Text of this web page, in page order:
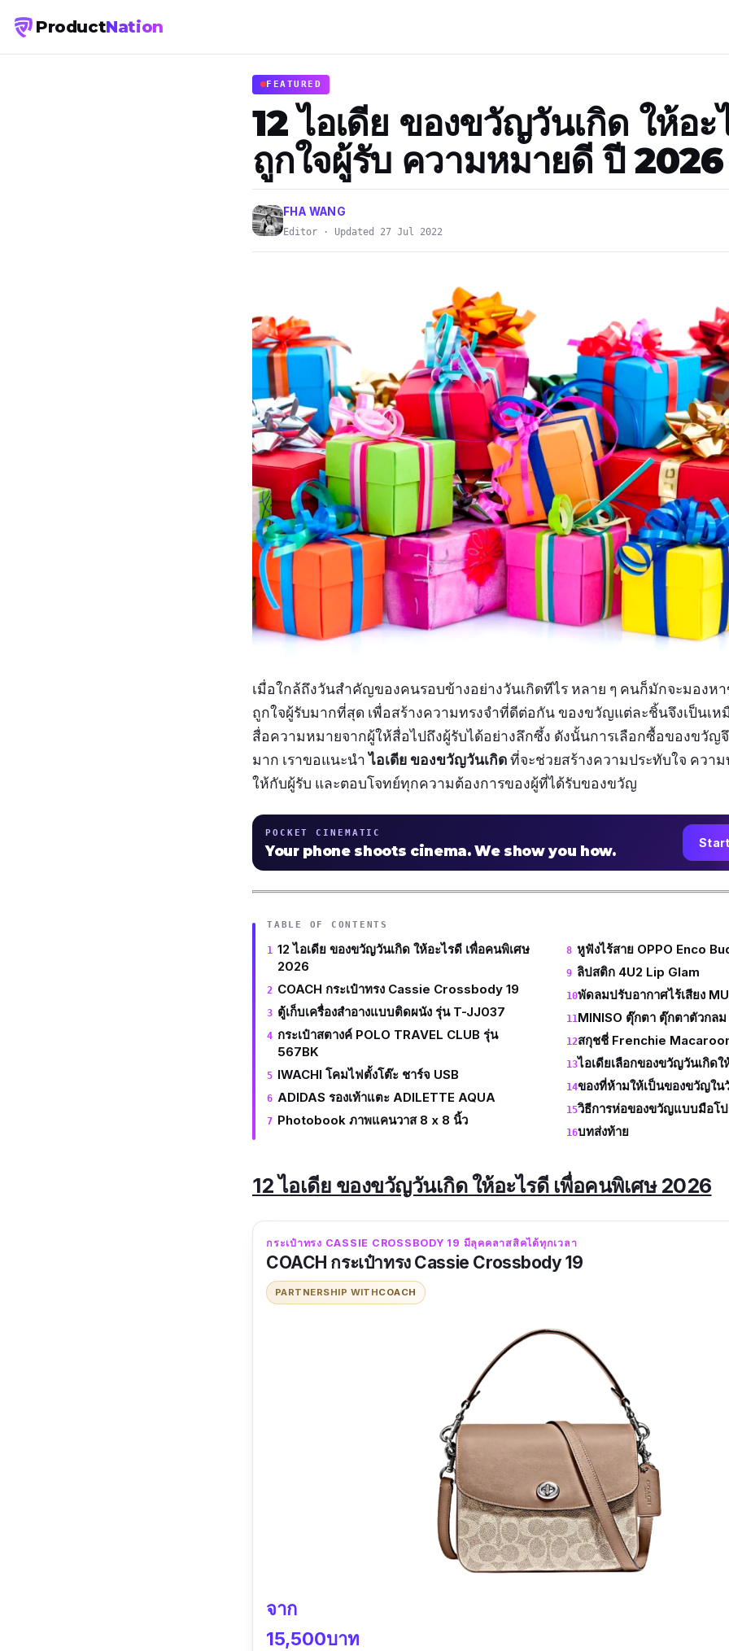
ProductNation
FEATURED
12 ไอเดีย ของขวัญวันเกิด ให้อะ
ถูกใจผู้รับ ความหมายดี ปี 2026
FHA WANG
Editor · Updated 27 Jul 2022
เมื่อใกล้ถึงวันสำคัญของคนรอบข้างอย่างวันเกิดทีไร หลาย ๆ คนก็มักจะมองห
ถูกใจผู้รับมากที่สุด เพื่อสร้างความทรงจำที่ดีต่อกัน ของขวัญแต่ละชิ้นจึงเป็นเ
สื่อความหมายจากผู้ให้สื่อไปถึงผู้รับได้อย่างลึกซึ้ง ดังนั้นการเลือกซื้อของขวั
มาก เราขอแนะนำไอเดียของขวัญวันเกิดที่จะช่วยสร้างความประทับใจ ควา
ให้กับผู้รับ และตอบโจทย์ทุกความต้องการของผู้ที่ได้รับของขวัญ
POCKET CINEMATIC
Your phone shoots cinema. We show you how.
TABLE OF CONTENTS
12 ไอเดีย ของขวัญวันเกิด ให้อะไรดี เพื่อคนพิเศษ
2026
COACH กระเป๋าทรง Cassie Crossbody 19
ตู้เก็บเครื่องสำอางแบบติดผนัง รุ่น T-JJ037
กระเป๋าสตางค์ POLO TRAVEL CLUB รุ่น
567BK
IWACHI โคมไฟตั้งโต๊ะ ชาร์จ USB
ADIDAS รองเท้าแตะ ADILETTE AQUA
Photobook ภาพแคนวาส 8 x 8 นิ้ว
หูฟังไร้สาย OPPO Enco
ลิปสติก 4U2 Lip Glam
พัดลมปรับอากาศไร้เสียง
MINISO ตุ๊กตา ตุ๊กตาตัวกล
สกุชชี่ Frenchie
ไอเดียเลือกของขวัญวันเกิด
ของที่ห้ามให้เป็นของขวัญใน
วิธีการห่อของขวัญแบบมือโ
บทส่งท้าย
12 ไอเดีย ของขวัญวันเกิด ให้อะไรดี เพื่อคนพิเศษ 2026
กระเป๋าทรง CASSIE CROSSBODY 19 มีลุคคลาสสิคได้ทุกเวลา
COACH กระเป๋าทรง Cassie Crossbody 19
PARTNERSHIP WITHCOACH
จาก
15,500บาท